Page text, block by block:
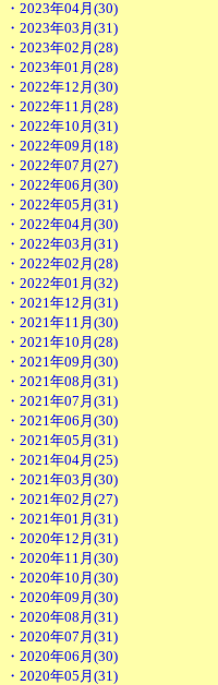
・2023年04月(30)
・2023年03月(31)
・2023年02月(28)
・2023年01月(28)
・2022年12月(30)
・2022年11月(28)
・2022年10月(31)
・2022年09月(18)
・2022年07月(27)
・2022年06月(30)
・2022年05月(31)
・2022年04月(30)
・2022年03月(31)
・2022年02月(28)
・2022年01月(32)
・2021年12月(31)
・2021年11月(30)
・2021年10月(28)
・2021年09月(30)
・2021年08月(31)
・2021年07月(31)
・2021年06月(30)
・2021年05月(31)
・2021年04月(25)
・2021年03月(30)
・2021年02月(27)
・2021年01月(31)
・2020年12月(31)
・2020年11月(30)
・2020年10月(30)
・2020年09月(30)
・2020年08月(31)
・2020年07月(31)
・2020年06月(30)
・2020年05月(31)